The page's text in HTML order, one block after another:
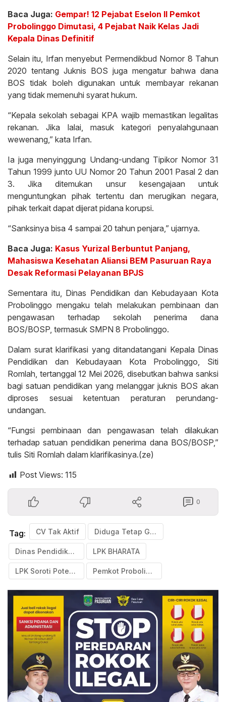
Baca Juga: Gempar! 12 Pejabat Eselon II Pemkot
Probolinggo Dimutasi, 4 Pejabat Naik Kelas Jadi
Kepala Dinas Definitif
Selain itu, Irfan menyebut Permendikbud Nomor 8 Tahun
2020 tentang Juknis BOS juga mengatur bahwa dana
BOS tidak boleh digunakan untuk membayar rekanan
yang tidak memenuhi syarat hukum.
“Kepala sekolah sebagai KPA wajib memastikan legalitas
rekanan. Jika lalai, masuk kategori penyalahgunaan
wewenang,” kata Irfan.
Ia juga menyinggung Undang-undang Tipikor Nomor 31
Tahun 1999 junto UU Nomor 20 Tahun 2001 Pasal 2 dan
3. Jika ditemukan unsur kesengajaan untuk
menguntungkan pihak tertentu dan merugikan negara,
pihak terkait dapat dijerat pidana korupsi.
“Sanksinya bisa 4 sampai 20 tahun penjara,” ujarnya.
Baca Juga: Kasus Yurizal Berbuntut Panjang,
Mahasiswa Kesehatan Aliansi BEM Pasuruan Raya
Desak Reformasi Pelayanan BPJS
Sementara itu, Dinas Pendidikan dan Kebudayaan Kota
Probolinggo mengaku telah melakukan pembinaan dan
pengawasan terhadap sekolah penerima dana
BOS/BOSP, termasuk SMPN 8 Probolinggo.
Dalam surat klarifikasi yang ditandatangani Kepala Dinas
Pendidikan dan Kebudayaan Kota Probolinggo, Siti
Romlah, tertanggal 12 Mei 2026, disebutkan bahwa sanksi
bagi satuan pendidikan yang melanggar juknis BOS akan
diproses sesuai ketentuan peraturan perundang-
undangan.
“Fungsi pembinaan dan pengawasan telah dilakukan
terhadap satuan pendidikan penerima dana BOS/BOSP,”
tulis Siti Romlah dalam klarifikasinya.(ze)
Post Views: 115
0
Tag: CV Tak Aktif Diduga Tetap Garap Proyek BOS
Dinas Pendidikan dan Kebudayaan (Disdikbud) Kota Probolinggo LPK BHARATA
LPK Soroti Potensi Pelanggaran Pemkot Probolinggo